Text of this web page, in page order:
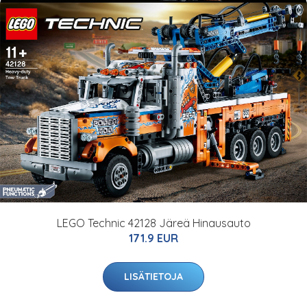
LEGO Technic 42128 Järeä Hinausauto
171.9 EUR
LISÄTIETOJA